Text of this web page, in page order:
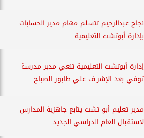
نجاح عبدالرحيم تتسلم مهام مدير الحسابات
بإدارة أبوتشت التعليمية
إدارة أبوتشت التعليمية تنعي مدير مدرسة
توفي بعد الإشراف علي طابور الصباح
مدير تعليم أبو تشت يتابع جاهزية المدارس
لاستقبال العام الدراسي الجديد